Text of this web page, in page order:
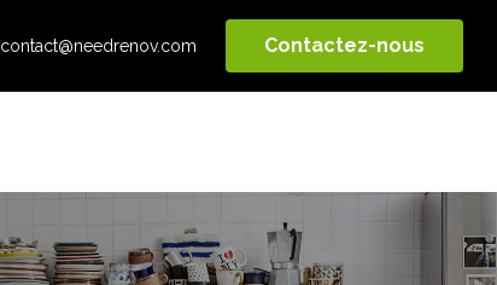
contact@needrenov.com Contactez-nous